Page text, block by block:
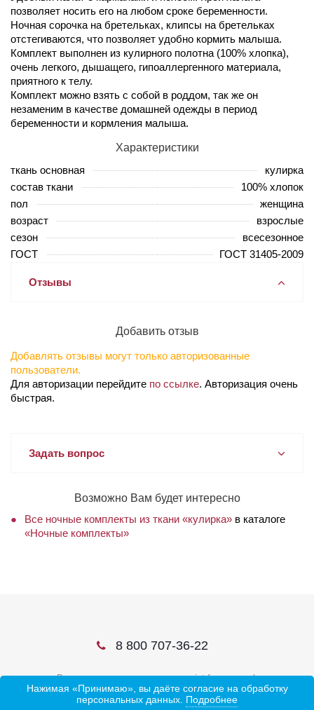
позволяет носить его на любом сроке беременности.
Ночная сорочка на бретельках, клипсы на бретельках
отстегиваются, что позволяет удобно кормить малыша.
Комплект выполнен из кулирного полотна (100% хлопка),
очень легкого, дышащего, гипоаллергенного материала,
приятного к телу.
Комплект можно взять с собой в роддом, так же он
незаменим в качестве домашней одежды в период
беременности и кормления малыша.
Характеристики
ткань основная
кулирка
состав ткани
100% хлопок
пол
женщина
возраст
взрослые
сезон
всесезонное
ГОСТ
ГОСТ 31405-2009
Отзывы
Добавить отзыв
Добавлять отзывы могут только авторизованные
пользователи.
Для авторизации перейдите по ссылке. Авторизация очень
быстрая.
Задать вопрос
Возможно Вам будет интересно
Все ночные комплекты из ткани «кулирка» в каталоге
«Ночные комплекты»
8 800 707-36-22
В соцсетях ищите нас по слову ivtrf или ивтрф
Нажимая «Принимаю», вы даёте согласие на обработку
персональных данных. Подробнее